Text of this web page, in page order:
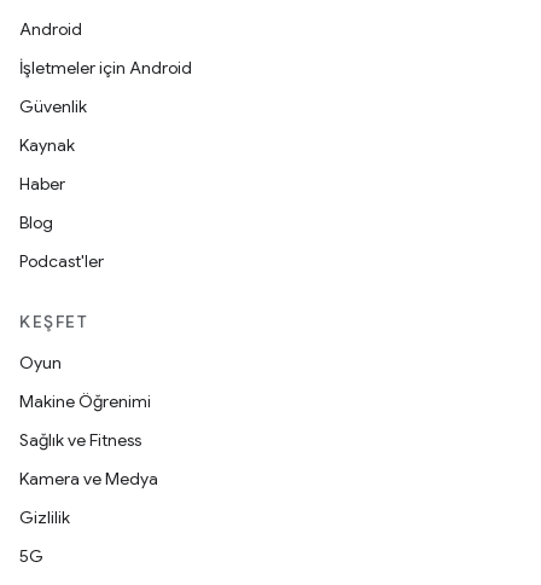
Android
İşletmeler için Android
Güvenlik
Kaynak
Haber
Blog
Podcast'ler
KEŞFET
Oyun
Makine Öğrenimi
Sağlık ve Fitness
Kamera ve Medya
Gizlilik
5G